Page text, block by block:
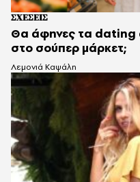
ΣΧΕΣΕΙΣ
Θα άφηνες τα dating
στο σούπερ μάρκετ;
Λεμονιά Καψάλη